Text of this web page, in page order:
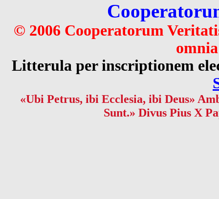
© 2006 Cooperatorum
Litterula per inscriptionem
«Ubi Petrus, ibi Ecclesia, ibi Deus»
Sunt.» Divus Pius X